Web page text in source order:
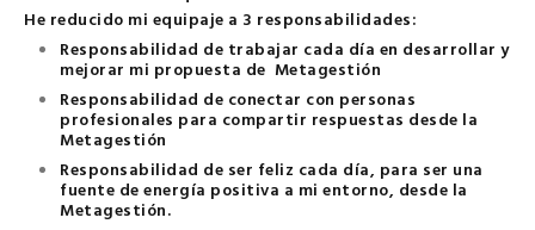
He reducido mi equipaje a 3 responsabilidades:
Responsabilidad de trabajar cada día en desarrollar y
mejorar mi propuesta de Metagestión
Responsabilidad de conectar con personas
profesionales para compartir respuestas desde la
Metagestión
Responsabilidad de ser feliz cada día, para ser una
fuente de energía positiva a mi entorno, desde la
Metagestión.